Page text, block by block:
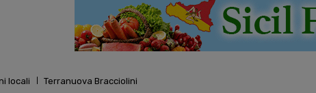
locali Terranuova Bracciolini